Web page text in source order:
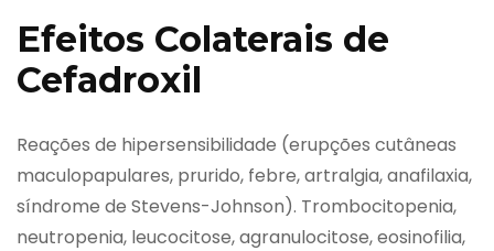
Efeitos Colaterais de
Cefadroxil
Reações de hipersensibilidade (erupções cutâneas
maculopapulares, prurido, febre, artralgia, anafilaxia,
síndrome de Stevens-Johnson). Trombocitopenia,
neutropenia, leucocitose, agranulocitose, eosinofilia,